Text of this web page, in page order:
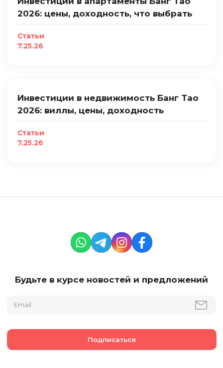
2026: цены, доходность, что выбрать
Статьи
7.25.26
Инвестиции в недвижимость Банг Тао
2026: виллы, цены, доходность
Статьи
7.25.26
Будьте в курсе новостей и предложений